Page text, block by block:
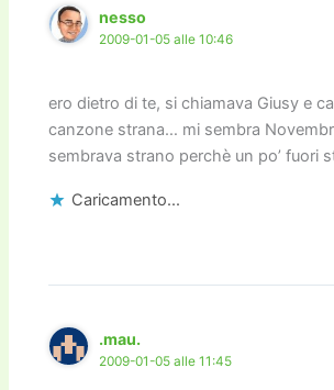
nesso
2009-01-05 alle 10:46
ero dietro di te, si chiamava Giusy e
canzone strana… mi sembra
sembrava strano perchè un po’ fuori
Caricamento...
.mau.
2009-01-05 alle 11:45